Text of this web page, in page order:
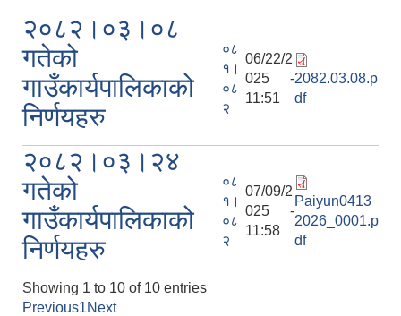
२०८२।०३।०८
गतेको
गाउँकार्यपालिकाको
निर्णयहरु
०८
१।
०८
२
06/22/2
025 -
11:51
2082.03.08.p
df
२०८२।०३।२४
गतेको
गाउँकार्यपालिकाको
निर्णयहरु
०८
१।
०८
२
07/09/2
025 -
11:58
Paiyun0413
2026_0001.p
df
Showing 1 to 10 of 10 entries
Previous1Next